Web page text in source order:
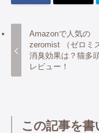
Amazonで人気の
zeromist （ゼロミ
消臭効果は？猫多
レビュー！
この記事を書